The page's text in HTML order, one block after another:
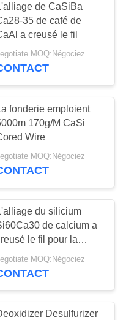
fer
38
de CaSiBa
35 de café de
a creusé le fil
MOQ:Négociez
fonderie emploient
170g/M CaSi
Wire
MOQ:Négociez
du silicium
de calcium a
le fil pour la
sidérurgie
MOQ:Négociez
Desulfurizer